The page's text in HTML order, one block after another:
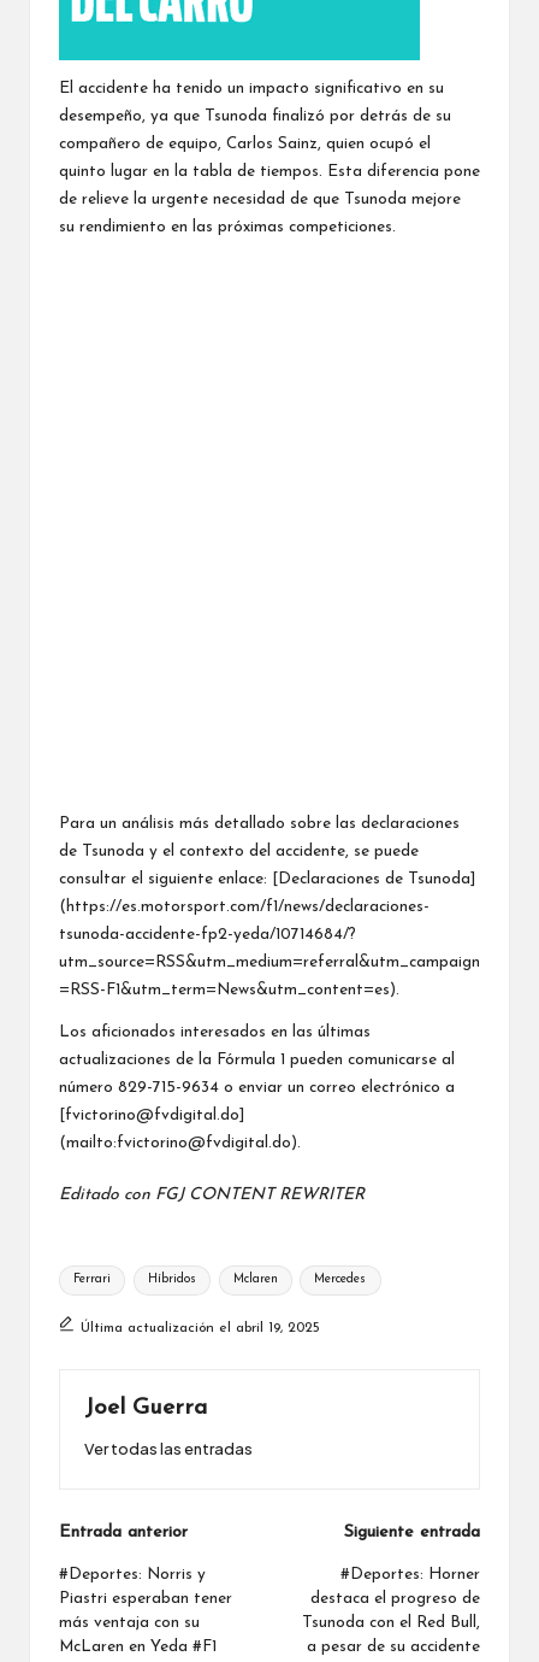
El accidente ha tenido un impacto significativo en su
desempeño, ya que Tsunoda finalizó por detrás de su
compañero de equipo, Carlos Sainz, quien ocupó el
quinto lugar en la tabla de tiempos. Esta diferencia pone
de relieve la urgente necesidad de que Tsunoda mejore
su rendimiento en las próximas competiciones.
Para un análisis más detallado sobre las declaraciones
de Tsunoda y el contexto del accidente, se puede
consultar el siguiente enlace: [Declaraciones de Tsunoda]
(https://es.motorsport.com/f1/news/declaraciones-
tsunoda-accidente-fp2-yeda/10714684/?
utm_source=RSS&utm_medium=referral&utm_campaign
=RSS-F1&utm_term=News&utm_content=es).
Los aficionados interesados en las últimas
actualizaciones de la Fórmula 1 pueden comunicarse al
número 829-715-9634 o enviar un correo electrónico a
[fvictorino@fvdigital.do]
(mailto:fvictorino@fvdigital.do).
Editado con FGJ CONTENT REWRITER
Etiquetas:
Ferrari Híbridos Mclaren Mercedes
Última actualización el abril 19, 2025
Joel Guerra
Ver todas las entradas
Navegación
de
entradas
Entrada anterior
#Deportes: Norris y
Piastri esperaban tener
más ventaja con su
McLaren en Yeda #F1
Siguiente entrada
#Deportes: Horner
destaca el progreso de
Tsunoda con el Red Bull,
a pesar de su accidente